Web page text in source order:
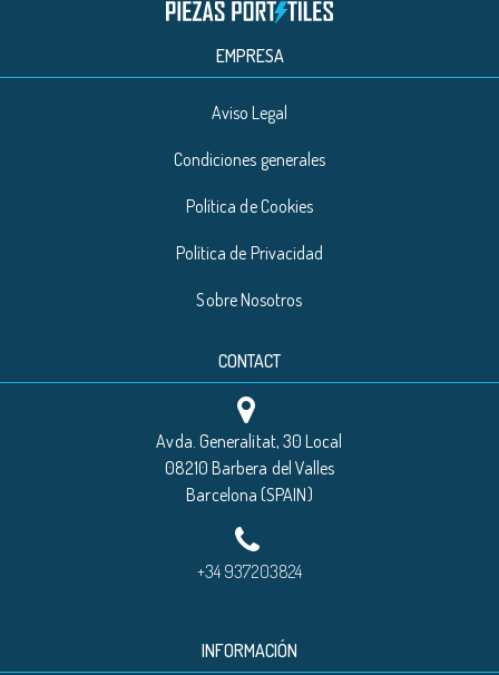
EMPRESA
Aviso Legal
Condiciones generales
Política de Cookies
Política de Privacidad
Sobre Nosotros
CONTACT
Avda. Generalitat, 30 Local
08210 Barbera del Valles
Barcelona (SPAIN)
+34 937203824
INFORMACIÓN